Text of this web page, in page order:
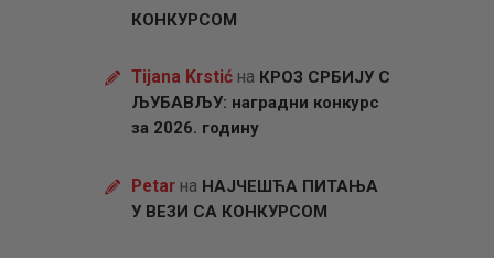
КОНКУРСОМ
Tijana Krstićна КРОЗ СРБИЈУ С
ЉУБАВЉУ: наградни конкурс
за 2026. годину
Petarна НАЈЧЕШЋА ПИТАЊА
У ВЕЗИ СА КОНКУРСОМ